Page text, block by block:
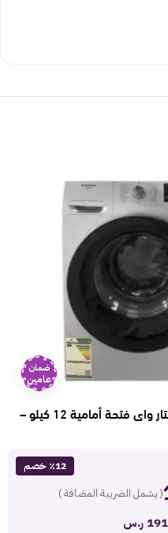
ضمان
عامين
غسالة اتوماتيك ستار واى فتحة أمامية 12 كيلو –
٪12 خصم
( يشمل الضريبة المضافة )